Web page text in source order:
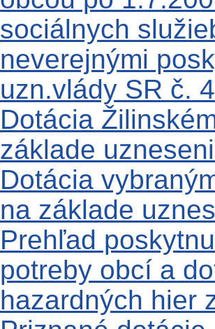
sociálnych
neverejnými
uzn.vlády SR č.
Dotácia
základe
Dotácia
na základe
Prehľad
potreby obcí a
hazardných hier